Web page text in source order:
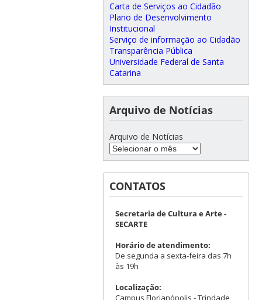
Carta de Serviços ao Cidadão
Plano de Desenvolvimento
Institucional
Serviço de informação ao Cidadão
Transparência Pública
Universidade Federal de Santa
Catarina
Arquivo de Notícias
Arquivo de Notícias
CONTATOS
Secretaria de Cultura e Arte -
SECARTE
Horário de atendimento:
De segunda a sexta-feira das 7h
às 19h
Localização: